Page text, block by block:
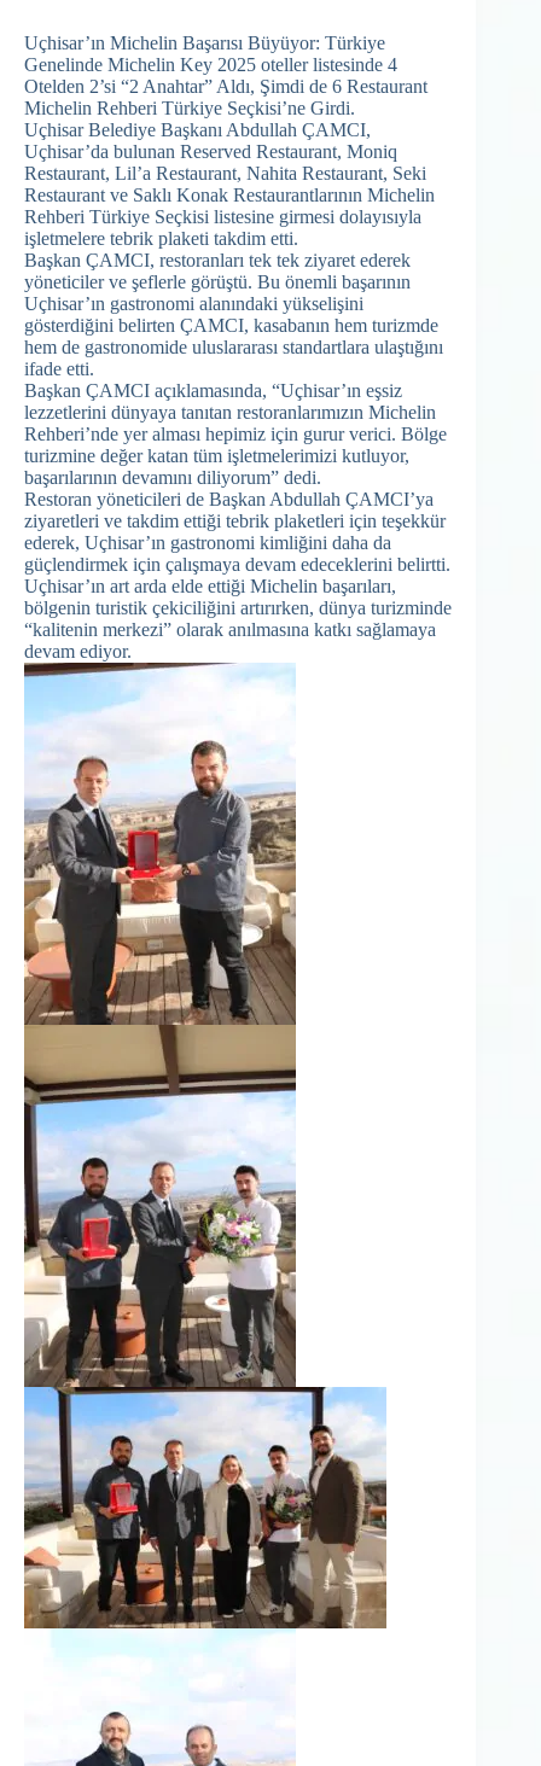
Uçhisar’ın Michelin Başarısı Büyüyor: Türkiye
Genelinde Michelin Key 2025 oteller listesinde 4
Otelden 2’si “2 Anahtar” Aldı, Şimdi de 6 Restaurant
Michelin Rehberi Türkiye Seçkisi’ne Girdi.
Uçhisar Belediye Başkanı Abdullah ÇAMCI,
Uçhisar’da bulunan Reserved Restaurant, Moniq
Restaurant, Lil’a Restaurant, Nahita Restaurant, Seki
Restaurant ve Saklı Konak Restaurantlarının Michelin
Rehberi Türkiye Seçkisi listesine girmesi dolayısıyla
işletmelere tebrik plaketi takdim etti.
Başkan ÇAMCI, restoranları tek tek ziyaret ederek
yöneticiler ve şeflerle görüştü. Bu önemli başarının
Uçhisar’ın gastronomi alanındaki yükselişini
gösterdiğini belirten ÇAMCI, kasabanın hem turizmde
hem de gastronomide uluslararası standartlara ulaştığını
ifade etti.
Başkan ÇAMCI açıklamasında, “Uçhisar’ın eşsiz
lezzetlerini dünyaya tanıtan restoranlarımızın Michelin
Rehberi’nde yer alması hepimiz için gurur verici. Bölge
turizmine değer katan tüm işletmelerimizi kutluyor,
başarılarının devamını diliyorum” dedi.
Restoran yöneticileri de Başkan Abdullah ÇAMCI’ya
ziyaretleri ve takdim ettiği tebrik plaketleri için teşekkür
ederek, Uçhisar’ın gastronomi kimliğini daha da
güçlendirmek için çalışmaya devam edeceklerini belirtti.
Uçhisar’ın art arda elde ettiği Michelin başarıları,
bölgenin turistik çekiciliğini artırırken, dünya turizminde
“kalitenin merkezi” olarak anılmasına katkı sağlamaya
devam ediyor.